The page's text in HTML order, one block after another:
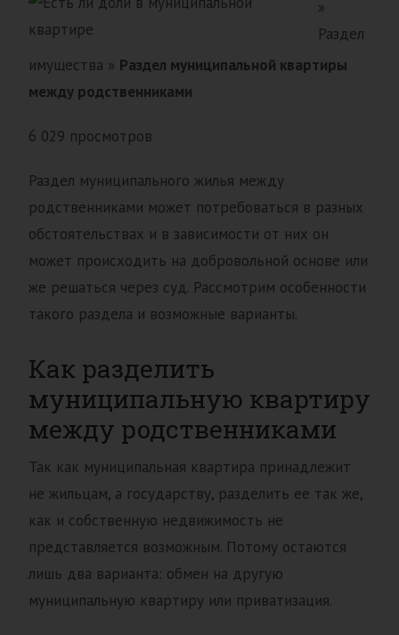
»
Раздел
имущества » Раздел муниципальной квартиры
между родственниками
6 029 просмотров
Раздел муниципального жилья между
родственниками может потребоваться в разных
обстоятельствах и в зависимости от них он
может происходить на добровольной основе или
же решаться через суд. Рассмотрим особенности
такого раздела и возможные варианты.
Как разделить
муниципальную квартиру
между родственниками
Так как муниципальная квартира принадлежит
не жильцам, а государству, разделить ее так же,
как и собственную недвижимость не
представляется возможным. Потому остаются
лишь два варианта: обмен на другую
муниципальную квартиру или приватизация.